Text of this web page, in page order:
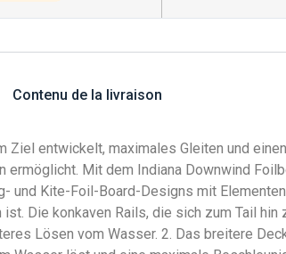
Contenu de la livraison
entwickelt, maximales Gleiten und
Mit dem Indiana Downwind
und Kite-Foil-Board-Designs mit
Die konkaven Rails, die sich zum Tail
Lösen vom Wasser. 2. Das breitere